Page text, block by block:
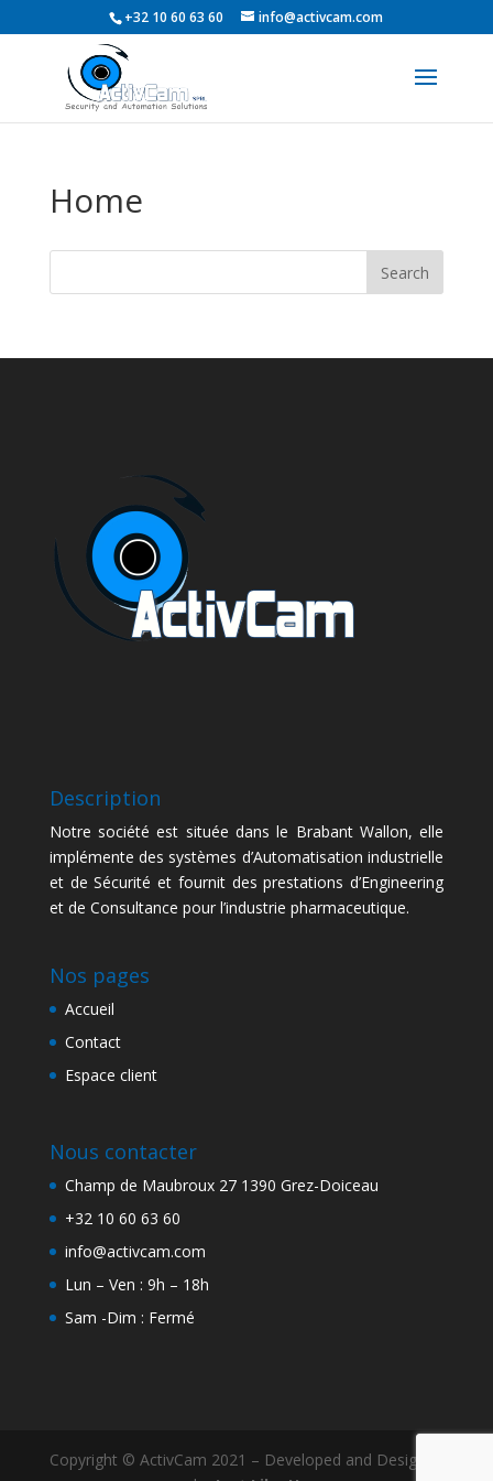
+32 10 60 63 60 info@activcam.com
Home
Description
Notre société est située dans le Brabant Wallon, elle
implémente des systèmes d’Automatisation industrielle
et de Sécurité et fournit des prestations d’Engineering
et de Consultance pour l’industrie pharmaceutique.
Nos pages
Accueil
Contact
Espace client
Nous contacter
Champ de Maubroux 27 1390 Grez-Doiceau
+32 10 60 63 60
info@activcam.com
Lun – Ven : 9h – 18h
Sam -Dim : Fermé
Copyright © ActivCam 2021 – Developed and Designed